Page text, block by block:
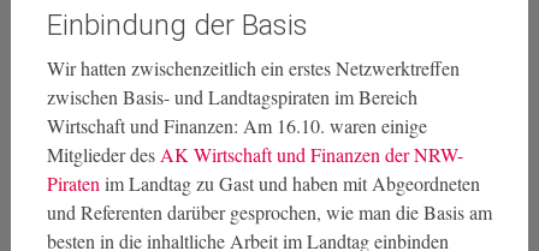
Einbindung der Basis
Wir hatten zwischenzeitlich ein erstes Netzwerktreffen
zwischen Basis- und Landtagspiraten im Bereich
Wirtschaft und Finanzen: Am 16.10. waren einige
Mitglieder des AK Wirtschaft und Finanzen der NRW-
Piraten im Landtag zu Gast und haben mit Abgeordneten
und Referenten darüber gesprochen, wie man die Basis am
besten in die inhaltliche Arbeit im Landtag einbinden